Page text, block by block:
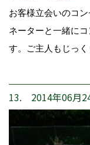
お客様立会いのコ
ネーターと一緒に
す。ご主人もじっく
13. 2014年06月